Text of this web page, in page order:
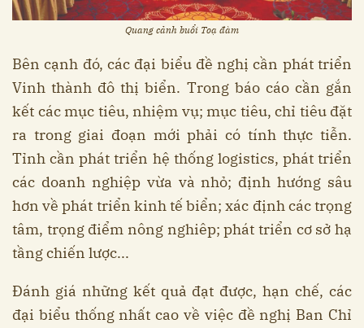
Quang cảnh buổi Toạ đàm
Bên cạnh đó, các đại biểu đề nghị cần phát triển
Vinh thành đô thị biển. Trong báo cáo cần gắn
kết các mục tiêu, nhiệm vụ; mục tiêu, chỉ tiêu đặt
ra trong giai đoạn mới phải có tính thực tiễn.
Tỉnh cần phát triển hệ thống logistics, phát triển
các doanh nghiệp vừa và nhỏ; định hướng sâu
hơn về phát triển kinh tế biển; xác định các trọng
tâm, trọng điểm nông nghiêp; phát triển cơ sở hạ
tầng chiến lược...
Đánh giá những kết quả đạt được, hạn chế, các
đại biểu thống nhất cao về việc đề nghị Ban Chỉ